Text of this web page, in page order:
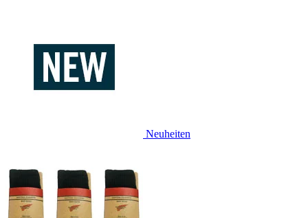
Neuheiten